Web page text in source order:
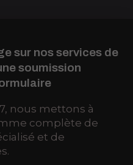
sur nos services de
soumission
nous mettons à
complète de
et de